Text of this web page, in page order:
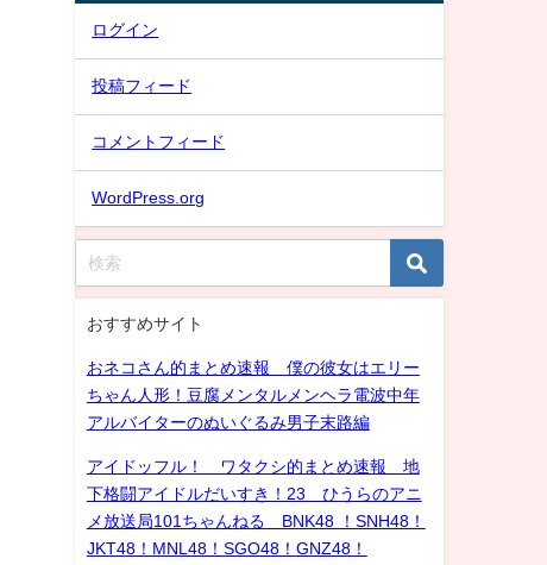
ログイン
投稿フィード
コメントフィード
WordPress.org
おすすめサイト
おネコさん的まとめ速報 僕の彼女はエリー
ちゃん人形！豆腐メンタルメンヘラ電波中年
アルバイターのぬいぐるみ男子末路編
アイドッフル！ ワタクシ的まとめ速報 地
下格闘アイドルだいすき！23 ひうらのアニ
メ放送局101ちゃんねる BNK48 ！SNH48！
JKT48！MNL48！SGO48！GNZ48！